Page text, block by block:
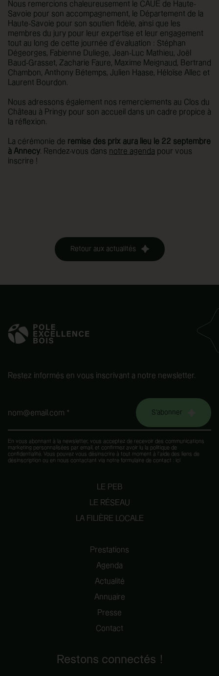
Nous remercions chaleureusement le CAUE de Haute-
Savoie pour son accompagnement, le Département de la
Haute-Savoie pour son soutien fidèle, ainsi que les
membres du jury pour leur expertise et leur engagement
tout au long de cette journée d’évaluation : Stéphan
Dégeorges, Fabienne Duliege, Jean-Luc Mathieu, Joël
Baud-Grasset, Zacharie Faure, Maxime Meignaud, Bertrand
Chambon, Anthony Bétemps, Julien Haase, Héloïse Allec et
Laurent Bourdon.
Nous adressons également nos remerciements au Clos du
Château à Pringy pour son accueil dans un cadre propice à
la réflexion.
La cérémonie de remise des prix aura lieu le 22 septembre
à Annecy. Rendez-vous dans notre agenda pour vous
inscrire !
Retour aux actualités
Restez informés en vous inscrivant a notre newsletter.
nom@email.com * S'abonner
En vous abonnant à la newsletter, vous acceptez de recevoir des communications
marketing personnalisées par email, et confirmez avoir lu la politique de
confidentialité . Vous pouvez vous désinscrire à tout moment à l’aide des liens de
désinscription ou en nous contactant via notre formulaire de contact : ici
LE PEB
LE RÉSEAU
LA FILIÈRE LOCALE
Prestations
Agenda
Actualité
Annuaire
Presse
Contact
Restons connectés !